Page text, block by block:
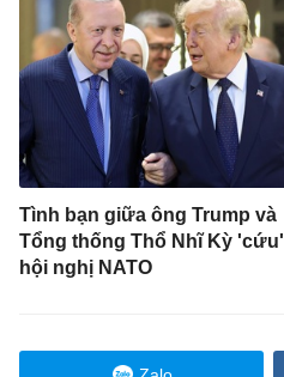
Tình bạn giữa ông Trump và
Tổng thống Thổ Nhĩ Kỳ 'cứu'
hội nghị NATO